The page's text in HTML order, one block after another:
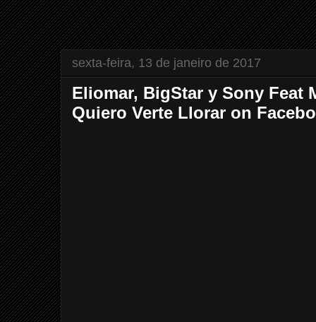
sexta-feira, 13 de janeiro de 2017
Eliomar, BigStar y Sony Feat
Quiero Verte Llorar on